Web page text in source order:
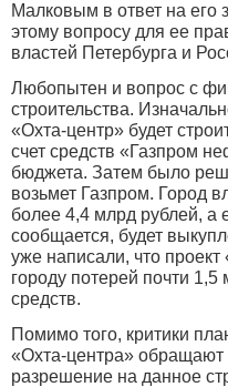
Малковым в ответ на его
этому вопросу для ее
властей Петербурга и
Любопытен и вопрос с
строительства.
«Охта-центр» будет
счет средств «Газпром
бюджета. Затем было
возьмет Газпром. Город
более 4,4 млрд рублей, а
сообщается, будет
уже написали, что проект
городу потерей почти
средств.
Помимо того, критики
«Охта-центра» обращают
разрешение на данное